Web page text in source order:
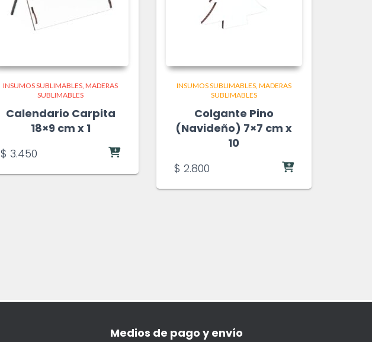
INSUMOS SUBLIMABLES MADERAS
SUBLIMABLES
Calendario Carpita
18×9 cm x 1
$ 3.450
INSUMOS SUBLIMABLES MADERAS
SUBLIMABLES
Colgante Pino
(Navideño) 7×7 cm x
10
$ 2.800
Medios de pago y envío